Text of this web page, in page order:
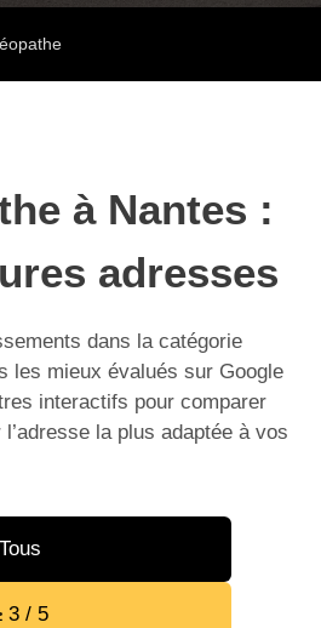
à Nantes :
adresses
dans la catégorie
les mieux évalués sur Google
interactifs pour comparer
la plus adaptée à vos
Tous
3 / 5